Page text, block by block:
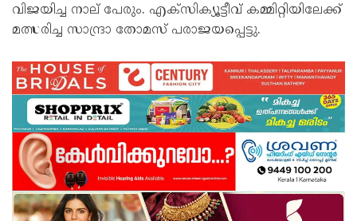
വിജയിച്ച നാല് പേരും. എക്സിക്യൂട്ടീവ് കമ്മിറ്റിയിലേക്ക്
മത്സരിച്ച സാന്ദ്രാ തോമസ് പരാജയപ്പെട്ടു.